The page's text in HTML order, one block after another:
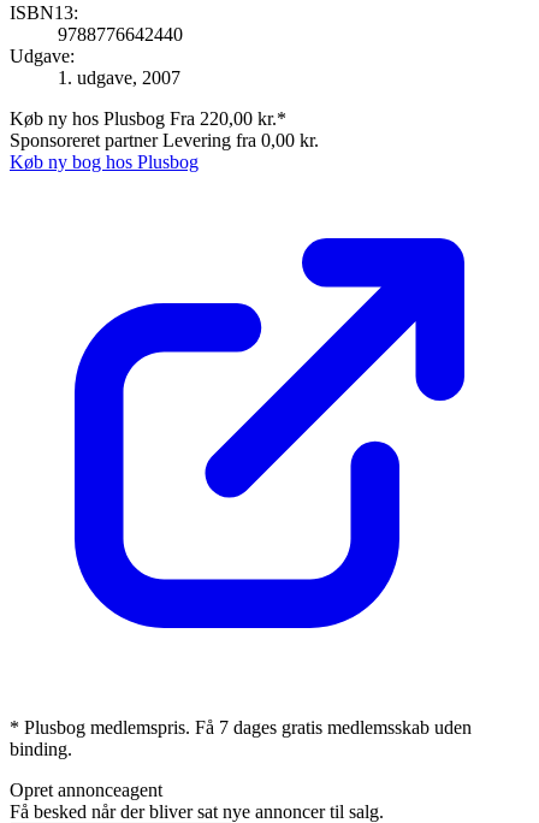
ISBN13:
9788776642440
Udgave:
1. udgave, 2007
Køb ny hos Plusbog Fra 220,00 kr.*
Sponsoreret partnerLevering fra 0,00 kr.
Køb ny bog hos Plusbog
* Plusbog medlemspris. Få 7 dages gratis medlemsskab uden
binding.
Opret annonceagent
Få besked når der bliver sat nye annoncer til salg.